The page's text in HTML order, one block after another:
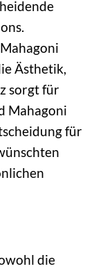
Ästhetik,
sorgt für
Mahagoni
für
die